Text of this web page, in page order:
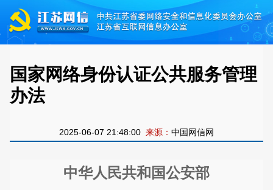
国家网络身份认证公共服务管理
办法
2025-06-07 21:48:00 来源： 中国网信网
中华人民共和国公安部